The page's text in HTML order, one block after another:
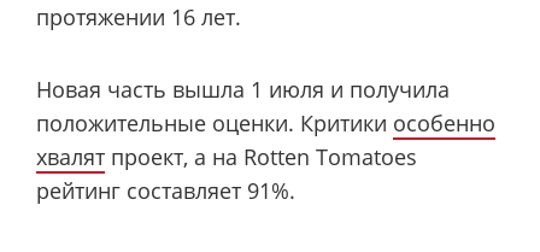
протяжении 16 лет.
Новая часть вышла 1 июля и получила
положительные оценки. Критики особенно
хвалят проект, а на Rotten Tomatoes
рейтинг составляет 91%.